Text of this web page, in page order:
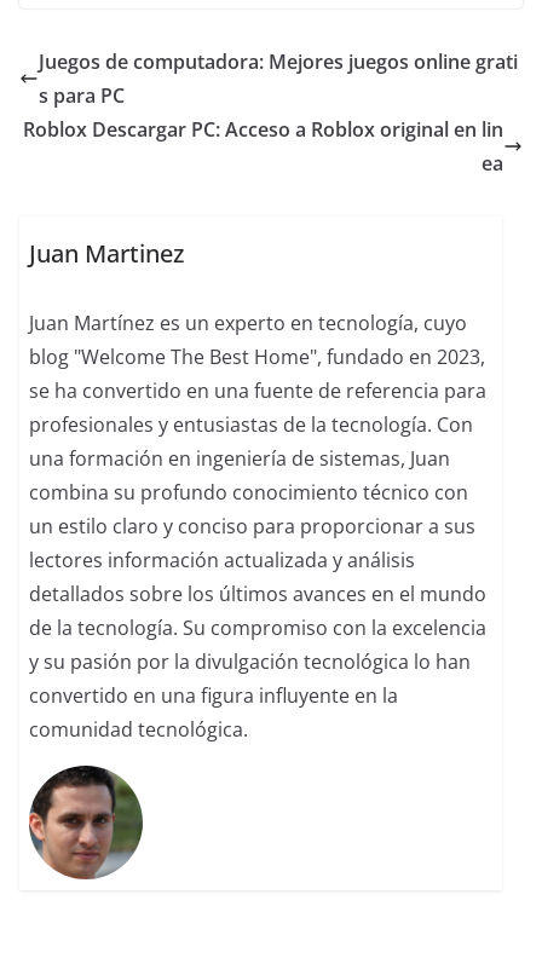
Juegos de computadora: Mejores juegos online grati
s para PC
Roblox Descargar PC: Acceso a Roblox original en lin
ea
Juan Martinez
Juan Martínez es un experto en tecnología, cuyo
blog "Welcome The Best Home", fundado en 2023,
se ha convertido en una fuente de referencia para
profesionales y entusiastas de la tecnología. Con
una formación en ingeniería de sistemas, Juan
combina su profundo conocimiento técnico con
un estilo claro y conciso para proporcionar a sus
lectores información actualizada y análisis
detallados sobre los últimos avances en el mundo
de la tecnología. Su compromiso con la excelencia
y su pasión por la divulgación tecnológica lo han
convertido en una figura influyente en la
comunidad tecnológica.